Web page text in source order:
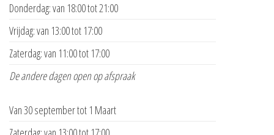
Donderdag: van 18:00 tot 21:00
Vrijdag: van 13:00 tot 17:00
Zaterdag: van 11:00 tot 17:00
De andere dagen open op afspraak
Van 30 september tot 1 Maart